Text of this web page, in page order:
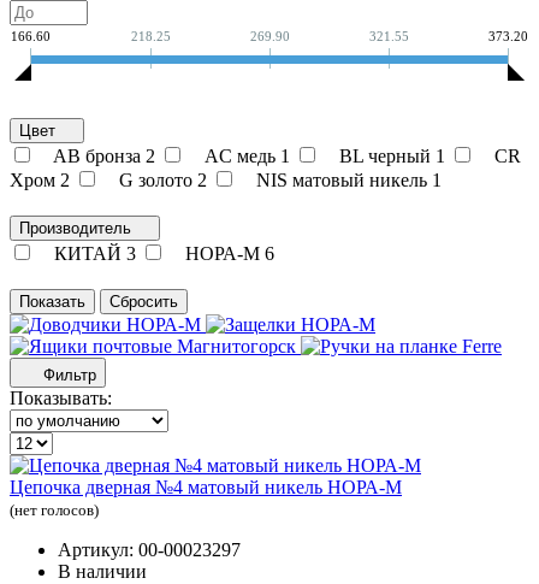
166.60 218.25 269.90 321.55 373.20
Цвет
AB бронза 2 AC медь 1 BL черный 1
CR
Хром 2 G золото 2 NIS матовый никель 1
Производитель
КИТАЙ 3 НОРА-М 6
Фильтр
Показывать:
Цепочка дверная №4 матовый никель НОРА-М
(нет голосов)
Артикул: 00-00023297
В наличии